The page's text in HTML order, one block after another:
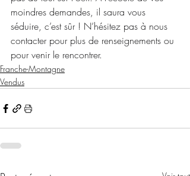
moindres demandes, il saura vous
séduire, c’est sûr ! N’hésitez pas à nous
contacter pour plus de renseignements ou
pour venir le rencontrer.
Franche-Montagne
Vendus